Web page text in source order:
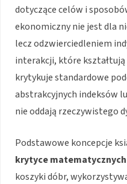
dotyczące celów i
ekonomiczny nie jest dla
lecz odzwierciedleniem
interakcji, które kształtują
krytykuje standardowe
abstrakcyjnych indeksów
nie oddają rzeczywistego
Podstawowe koncepcje
krytyce
koszyki dóbr,